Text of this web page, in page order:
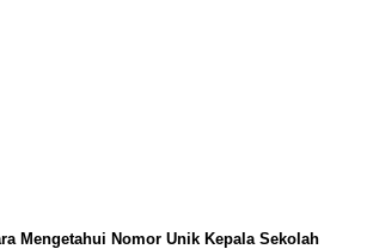
Mengetahui Nomor Unik Kepala Sekolah